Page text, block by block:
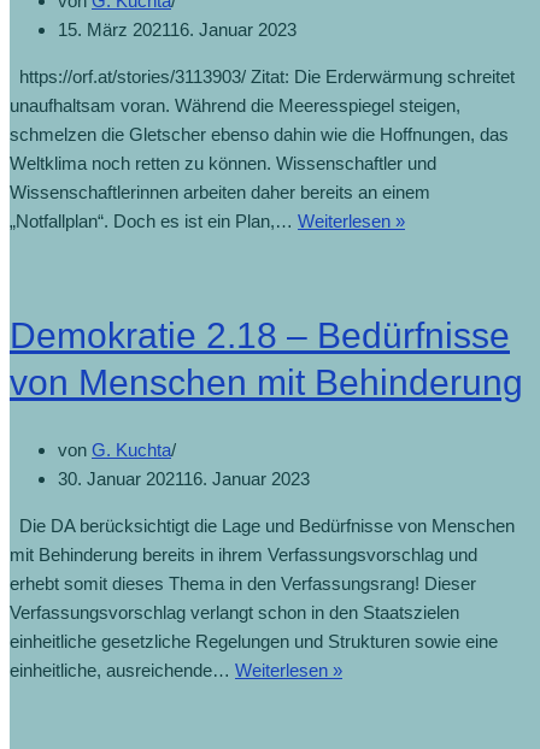
15. März 202116. Januar 2023
https://orf.at/stories/3113903/ Zitat: Die Erderwärmung schreitet
unaufhaltsam voran. Während die Meeresspiegel steigen,
schmelzen die Gletscher ebenso dahin wie die Hoffnungen, das
Weltklima noch retten zu können. Wissenschaftler und
Wissenschaftlerinnen arbeiten daher bereits an einem
„Notfallplan“. Doch es ist ein Plan,… Weiterlesen »
Demokratie 2.18 – Bedürfnisse
von Menschen mit Behinderung
von G. Kuchta
30. Januar 202116. Januar 2023
Die DA berücksichtigt die Lage und Bedürfnisse von Menschen
mit Behinderung bereits in ihrem Verfassungsvorschlag und
erhebt somit dieses Thema in den Verfassungsrang! Dieser
Verfassungsvorschlag verlangt schon in den Staatszielen
einheitliche gesetzliche Regelungen und Strukturen sowie eine
einheitliche, ausreichende… Weiterlesen »